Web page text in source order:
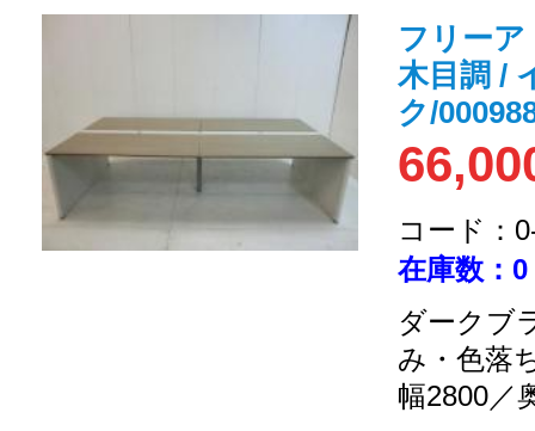
フリー
木目調 /
ク/
コード：
在庫数：0
ダークブ
み・色落
幅2800／